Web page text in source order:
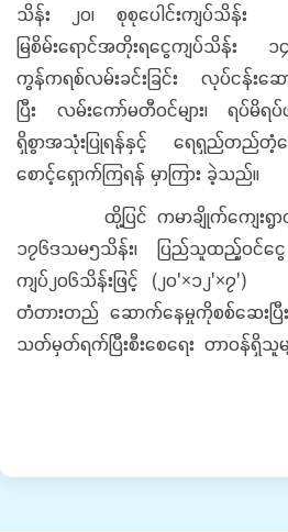
သိန်း ၂၀၊ စုစုပေါင်းကျပ်သိန်း
မြစိမ်းရောင်အတိုးရငွေကျပ်သိန်း
ကွန်ကရစ်လမ်းခင်းခြင်း လုပ်ငန်းဆေ
ပြီး လမ်းကော်မတီဝင်များ၊ ရပ်မိရ
ရှိစွာအသုံးပြုရန်နှင့် ရေရှည်တည်တံ့စ
စောင့်ရှောက်ကြရန် မှာကြား ခဲ့သည်။
ထို့ပြင် ကမာချိုက်ကျေးရွာတွင်
၁၇၆ဒသမ၅သိန်း၊ ပြည်သူထည့်ဝင်ငွေ
ကျပ်၂၀၆သိန်းဖြင့် (၂၀'×၁၂'×
တံတားတည် ဆောက်နေမှုကိုစစ်ဆေးပြီး
သတ်မှတ်ရက်ပြီးစီးစေရေး တာဝန်ရှိသူမ